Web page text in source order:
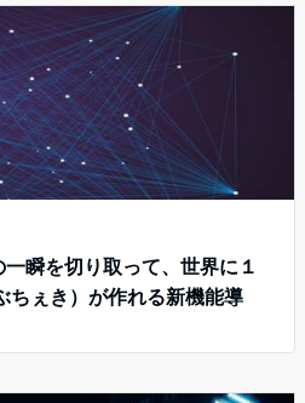
瞬を切り取って、世界に１
ちぇき）が作れる新機能導